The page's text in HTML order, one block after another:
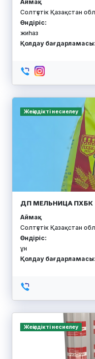
Жоба субсидияланады
Солтүстік Қазақстан
қағаз қаптамасы
Қолдау
Жоба субсидияланады
САЖИНА